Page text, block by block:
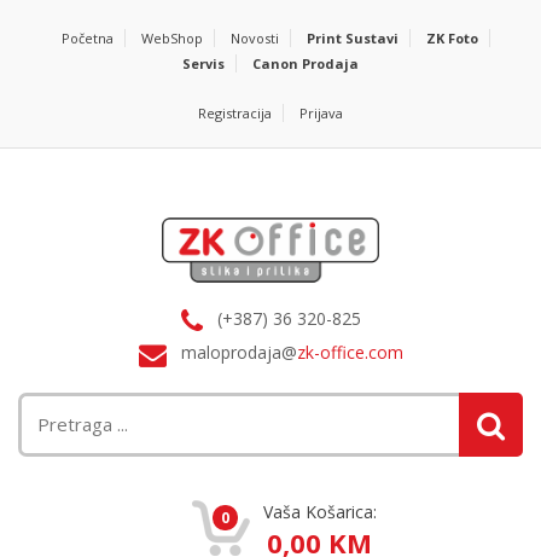
Početna WebShop Novosti Print Sustavi
ZK Foto
Servis
Canon Prodaja
Registracija Prijava
(+387) 36 320-825
maloprodaja@zk-office.com
0 Vaša Košarica:
0,00 KM